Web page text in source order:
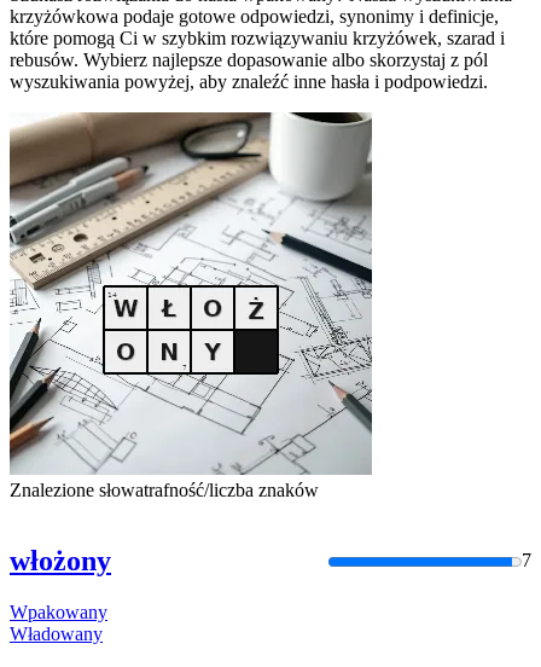
krzyżówkowa podaje gotowe odpowiedzi, synonimy i definicje,
które pomogą Ci w szybkim rozwiązywaniu krzyżówek, szarad i
rebusów. Wybierz najlepsze dopasowanie albo skorzystaj z pól
wyszukiwania powyżej, aby znaleźć inne hasła i podpowiedzi.
Znalezione słowatrafność/liczba znaków
włożony 7
Wpakowany
Władowany